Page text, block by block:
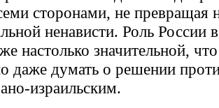
сторонами, не превращая
ненависти. Роль России
настолько значительной,
даже думать о решении
израильским.